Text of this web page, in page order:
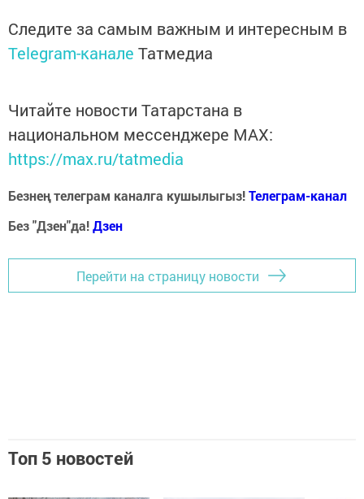
Следите за самым важным и интересным в
Telegram-канале Татмедиа
Читайте новости Татарстана в
национальном мессенджере MАХ:
https://max.ru/tatmedia
Безнең телеграм каналга кушылыгыз!Телеграм-канал
Без "Дзен"да!Дзен
Перейти на страницу новости
Топ 5 новостей